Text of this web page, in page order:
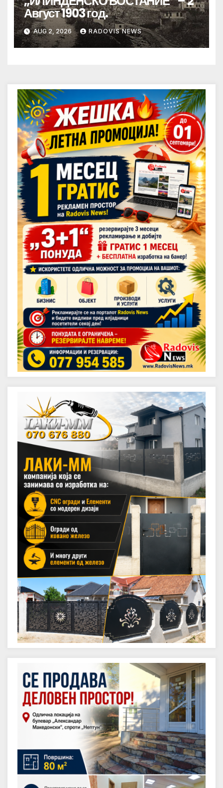
Август 1903 год.
AUG 2, 2026 RADOVIS NEWS